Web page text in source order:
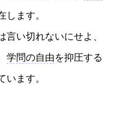
します。
言い切れないにせよ、
学問の自由を抑圧する
います。